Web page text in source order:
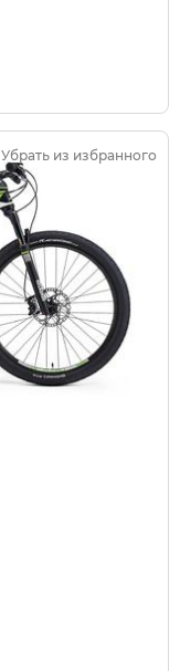
Убрать из избранного